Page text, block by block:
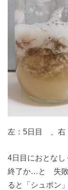
左：5日目 、右
4日目におとな
終了か…と 失敗
ると「シュポン